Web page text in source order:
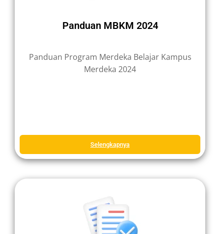
Panduan MBKM 2024
Panduan Program Merdeka Belajar Kampus
Merdeka 2024
Selengkapnya